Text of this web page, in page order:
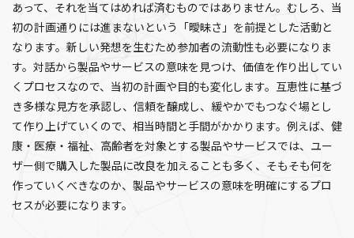
あって、それを当てはめれば済むものではありません。むしろ、当
初の計画通りには進まないという「曖昧さ」を前提とした活動と
なります。新しい発想を生むため参加者の流動性も必要になりま
す。対話から製品やサービスの意味を見つけ、価値を作り出してい
くプロセスなので、当初の計画や目的も変化します。互恵性に基づ
き多様な見方を承認し、信頼を醸成し、緩やかでもつなぐ場とし
て作り上げていくので、相当時間と手間がかかります。例えば、健
康・医療・福祉、高齢者を対象とする製品やサービスでは、ユー
ザー側で購入した製品に改良を加えることも多く、そもそも何を
作っていくべきなのか、製品やサービスの意味を明確にするプロ
セスが必要になります。